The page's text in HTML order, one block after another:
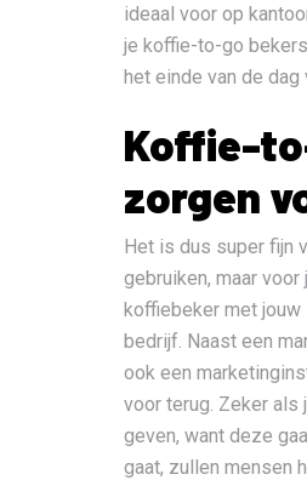
ideaal voor op
je koffie-to-go
het einde van de
Koffie-
zorgen
Het is dus super fijn
gebruiken, maar
koffiebeker met jouw
bedrijf. Naast een
ook een
voor terug. Zeker
geven, want deze
gaat, zullen mensen